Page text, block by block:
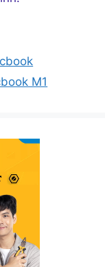
M1